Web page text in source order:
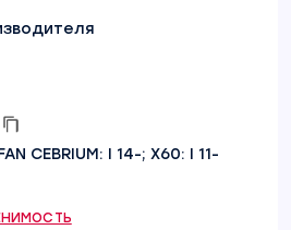
CEBRIUM: I 14-; X60: I 11-